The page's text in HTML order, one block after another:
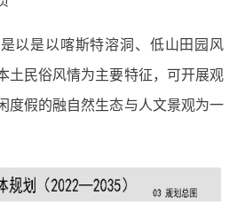
以是以喀斯特溶洞、低山田园风
土民俗风情为主要特征，可开展观
度假的融自然生态与人文景观为一